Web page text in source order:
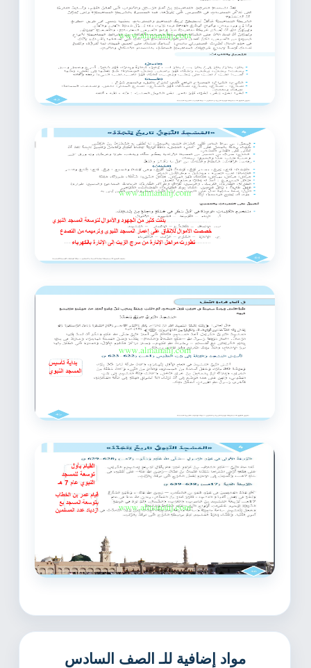
مواد إضافية للـ الصف السادس